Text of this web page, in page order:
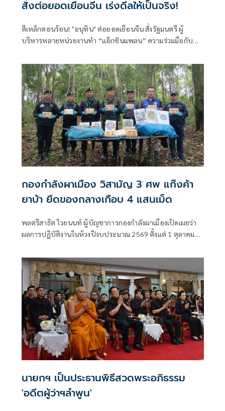
สั่งต่อยอดเยือนจีน เร่งดีลให้เป็นจริง!
ตีเหล็กตอนร้อน! "อนุทิน" ต่อยอดเยือนจีน สั่งรัฐมนตรี ผู้
บริหารหลายหน่วยงานทำ “แอ็กชันแพลน” ความร่วมมือกับ
การปราบปรามอาชญากรรมข้ามชาติ การท่องเที่ยว เทคโนโลยี
แห่งอนาคตทั้งเอไอและอีวี ชูวิศวกรการเมืองฝ่าวิกฤตโลกไร้
ระเบียบ ลุยปฏิรูปราชการ-สร้างคน ดันเศรษฐกิจกระจายตัว
ระดมพลังคนไทยยกกำลังประเทศ
กองกำลังผาเมือง วิสามัญ 3 ศพ แก๊งค้า
ยาบ้า ยึดของกลางเกือบ 4 แสนเม็ด
พลตรีสาธิต ไวยนนท์ ผู้บัญชาการกองกำลังผาเมืองเปิดเผยว่า
ผลการปฏิบัติงานในห้วงปีงบประมาณ 2569 ตั้งแต่ 1 ตุลาคม
สูงกว่าช่วงเดียวกันของปีก่อน จับกุมผู้ต้องหาได้ 428 คน
นายกฯ เป็นประธานพิธีสวดพระอภิธรรม
'อดีตผู้ว่าฯลำพูน'